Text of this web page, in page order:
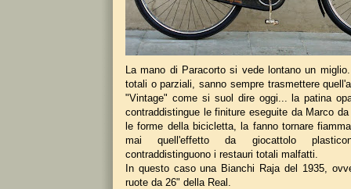
La mano di Paracorto si vede lontano un
totali o parziali, sanno sempre trasmettere
"Vintage" come si suol dire oggi... la patina
contraddistingue le finiture eseguite da Marco
le forme della bicicletta, la fanno tornare
mai quell'effetto da giocattolo
contraddistinguono i restauri totali malfatti.
In questo caso una Bianchi Raja del 1935,
ruote da 26" della Real.